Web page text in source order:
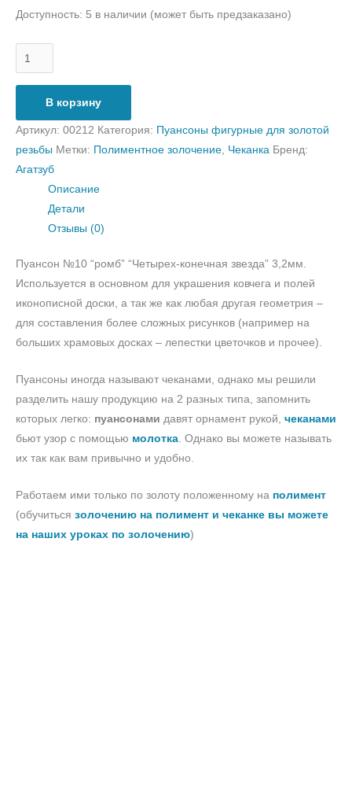
Доступность: 5 в наличии (может быть предзаказано)
В корзину
Артикул: 00212 Категория: Пуансоны фигурные для золотой
резьбы Метки: Полиментное золочение Чеканка Бренд:
Агатзуб
Описание
Детали
Отзывы (0)
Пуансон №10 “ромб” “Четырех-конечная звезда” 3,2мм.
Используется в основном для украшения ковчега и полей
иконописной доски, а так же как любая другая геометрия –
для составления более сложных рисунков (например на
больших храмовых досках – лепестки цветочков и прочее).
Пуансоны иногда называют чеканами, однако мы решили
разделить нашу продукцию на 2 разных типа, запомнить
которых легко: пуансонами давят орнамент рукой, чеканами
бьют узор с помощью молотка. Однако вы можете называть
их так как вам привычно и удобно.
Работаем ими только по золоту положенному на полимент
(обучиться золочению на полимент и чеканке вы можете
на наших уроках по золочению)